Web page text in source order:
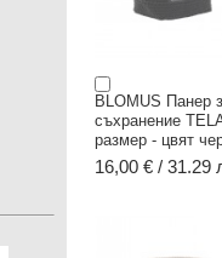
BLOMUS Панер
съхранение
размер - цвят
16,00 € / 31.29